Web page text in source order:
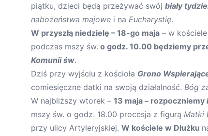
piątku, dzieci będą przeżywać swój biały
nabożeństwa majowe i na Eucharystię.
W przyszłą niedzielę – 18-go maja – w
podczas mszy św. o godz. 10.00 będziemy
Komunii św.
Dziś przy wyjściu z kościoła Grono
comiesięczne datki na swoją działalność. Bóg
W najbliższy wtorek – 13 maja – rozpoczniemy
mszy św. o godz. 18.00 procesja z figurą Matki
przy ulicy Artyleryjskiej. W kościele w Dłużku